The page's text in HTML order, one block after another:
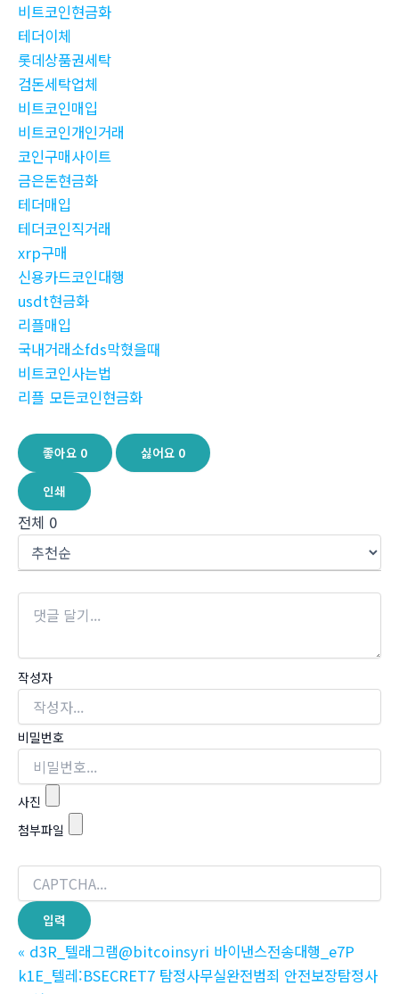
비트코인현금화
테더이체
롯데상품권세탁
검돈세탁업체
비트코인매입
비트코인개인거래
코인구매사이트
금은돈현금화
테더매입
테더코인직거래
xrp구매
신용카드코인대행
usdt현금화
리플매입
국내거래소fds막혔을때
비트코인사는법
리플 모든코인현금화
좋아요 0 싫어요 0
인쇄
전체 0
작성자
비밀번호
사진
첨부파일
« d3R_텔래그램@bitcoinsyri 바이낸스전송대행_e7P
k1E_텔레:BSECRET7 탐정사무실완전범죄 안전보장탐정사